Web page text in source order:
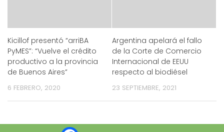
Kicillof presentó “arriBA
PyMES”: “Vuelve el crédito
productivo a la provincia
de Buenos Aires”
6 FEBRERO, 2020
Argentina apelará el fallo
de la Corte de Comercio
Internacional de EEUU
respecto al biodiésel
23 SEPTIEMBRE, 2021